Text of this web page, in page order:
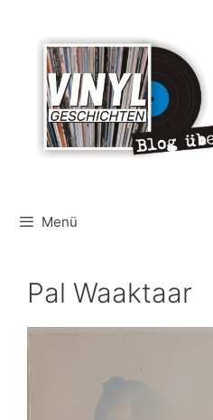
springen
Menü
Pal Waaktaar